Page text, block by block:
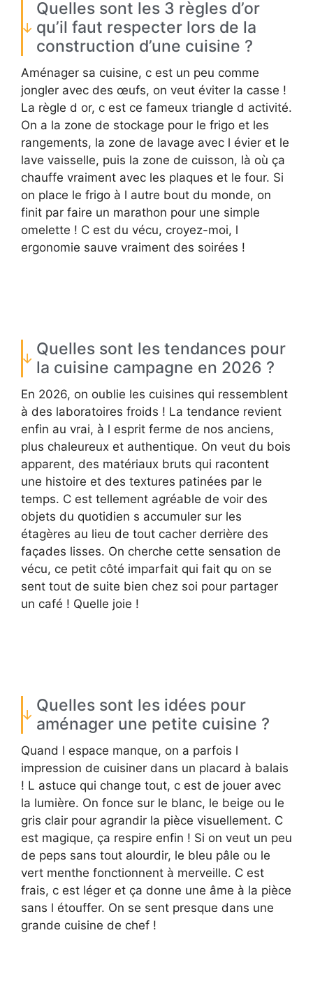
Quelles sont les 3 règles d’or
qu’il faut respecter lors de la
construction d’une cuisine ?
Aménager sa cuisine, c est un peu comme
jongler avec des œufs, on veut éviter la casse !
La règle d or, c est ce fameux triangle d activité.
On a la zone de stockage pour le frigo et les
rangements, la zone de lavage avec l évier et le
lave vaisselle, puis la zone de cuisson, là où ça
chauffe vraiment avec les plaques et le four. Si
on place le frigo à l autre bout du monde, on
finit par faire un marathon pour une simple
omelette ! C est du vécu, croyez-moi, l
ergonomie sauve vraiment des soirées !
Quelles sont les tendances pour
la cuisine campagne en 2026 ?
En 2026, on oublie les cuisines qui ressemblent
à des laboratoires froids ! La tendance revient
enfin au vrai, à l esprit ferme de nos anciens,
plus chaleureux et authentique. On veut du bois
apparent, des matériaux bruts qui racontent
une histoire et des textures patinées par le
temps. C est tellement agréable de voir des
objets du quotidien s accumuler sur les
étagères au lieu de tout cacher derrière des
façades lisses. On cherche cette sensation de
vécu, ce petit côté imparfait qui fait qu on se
sent tout de suite bien chez soi pour partager
un café ! Quelle joie !
Quelles sont les idées pour
aménager une petite cuisine ?
Quand l espace manque, on a parfois l
impression de cuisiner dans un placard à balais
! L astuce qui change tout, c est de jouer avec
la lumière. On fonce sur le blanc, le beige ou le
gris clair pour agrandir la pièce visuellement. C
est magique, ça respire enfin ! Si on veut un peu
de peps sans tout alourdir, le bleu pâle ou le
vert menthe fonctionnent à merveille. C est
frais, c est léger et ça donne une âme à la pièce
sans l étouffer. On se sent presque dans une
grande cuisine de chef !